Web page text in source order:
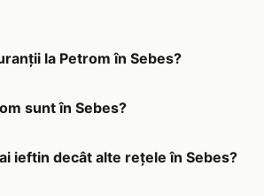
la Petrom în Sebes?
sunt în Sebes?
ieftin decât alte rețele în Sebes?